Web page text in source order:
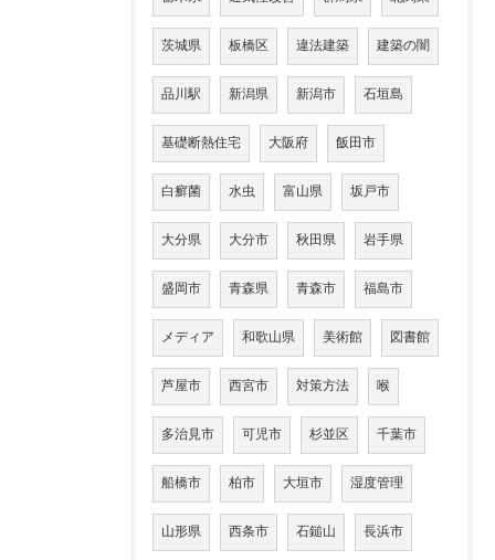
茨城県 板橋区 違法建築 建築の闇
品川駅 新潟県 新潟市 石垣島
基礎断熱住宅 大阪府 飯田市
白癬菌 水虫 富山県 坂戸市
大分県 大分市 秋田県 岩手県
盛岡市 青森県 青森市 福島市
メディア 和歌山県 美術館 図書館
芦屋市 西宮市 対策方法 喉
多治見市 可児市 杉並区 千葉市
船橋市 柏市 大垣市 湿度管理
山形県 西条市 石鎚山 長浜市